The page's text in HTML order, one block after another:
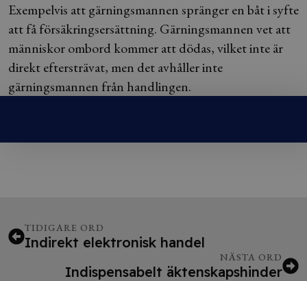
Exempelvis att gärningsmannen spränger en båt i syfte
att få försäkringsersättning. Gärningsmannen vet att
människor ombord kommer att dödas, vilket inte är
direkt eftersträvat, men det avhåller inte
gärningsmannen från handlingen.
TIDIGARE ORD
Indirekt elektronisk handel
NÄSTA ORD
Indispensabelt äktenskapshinder